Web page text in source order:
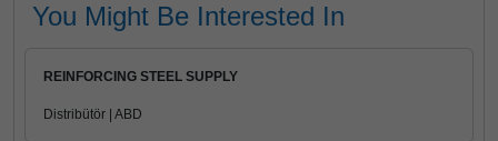
You Might Be Interested In
REINFORCING STEEL SUPPLY
Distribütör | ABD